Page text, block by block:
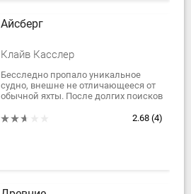
Айсберг
Клайв Касслер
Бесследно пропало уникальное
судно, внешне не отличающееся от
обычной яхты. После долгих поисков
части... вмерзшие в колоссальную
2.68 (4)